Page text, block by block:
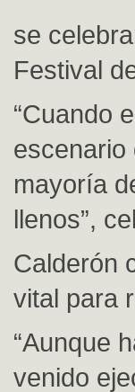
se
Festival
“Cuando
escenario
mayoría
llenos”,
Calderón
vital para
“Aunque
venido